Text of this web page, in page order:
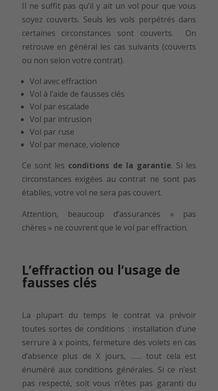
Il ne suffit pas qu’il y ait un vol pour que vous
soyez couverts. Seuls les vols perpétrés dans
certaines circonstances sont couverts. On
retrouve en général les cas suivants (couverts
ou non selon votre contrat).
Vol avec effraction
Vol à l’aide de fausses clés
Vol par escalade
Vol par intrusion
Vol par ruse
Vol par menace, violence
Ce sont les conditions de la garantie. Si les
circonstances exigées au contrat ne sont pas
établies, votre vol ne sera pas couvert.
Attention, beaucoup d’assurances « pas
chères » ne couvrent que le vol par effraction.
L’effraction ou l’usage de
fausses clés
La plupart du temps le contrat va prévoir
toutes sortes de conditions : installation d’une
serrure à x points, fermeture des volets en cas
d’absence plus de X jours, …… tout cela est
énuméré aux conditions générales. Si ce n’est
pas respecté, soit vous n’êtes pas garanti du